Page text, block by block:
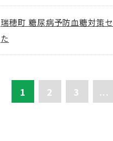
瑞穂町 糖尿病予防血糖対策
た
1 2 3 ...